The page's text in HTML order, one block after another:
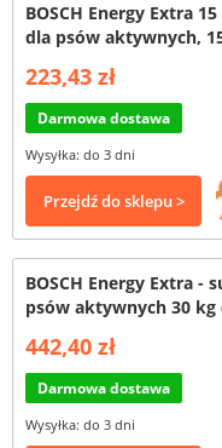
BOSCH Energy Extra
dla psów aktywnych,
223,43 zł
Darmowa dostawa
Wysyłka: do 3 dni
Przejdź do sklepu >
BOSCH Energy Extra -
psów aktywnych 30 kg
442,40 zł
Darmowa dostawa
Wysyłka: do 3 dni